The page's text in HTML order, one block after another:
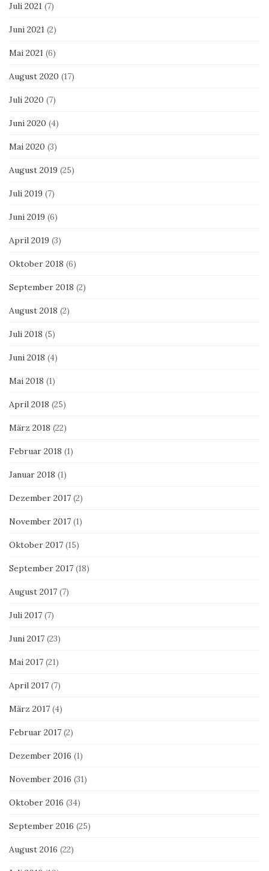
Juli 2021 (7)
Juni 2021 (2)
Mai 2021 (6)
August 2020 (17)
Juli 2020 (7)
Juni 2020 (4)
Mai 2020 (3)
August 2019 (25)
Juli 2019 (7)
Juni 2019 (6)
April 2019 (3)
Oktober 2018 (6)
September 2018 (2)
August 2018 (2)
Juli 2018 (5)
Juni 2018 (4)
Mai 2018 (1)
April 2018 (25)
März 2018 (22)
Februar 2018 (1)
Januar 2018 (1)
Dezember 2017 (2)
November 2017 (1)
Oktober 2017 (15)
September 2017 (18)
August 2017 (7)
Juli 2017 (7)
Juni 2017 (23)
Mai 2017 (21)
April 2017 (7)
März 2017 (4)
Februar 2017 (2)
Dezember 2016 (1)
November 2016 (31)
Oktober 2016 (34)
September 2016 (25)
August 2016 (22)